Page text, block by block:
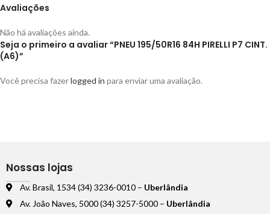
Avaliações
Não há avaliações ainda.
Seja o primeiro a avaliar “PNEU 195/50R16 84H PIRELLI P7 CINT.
(A6)”
Você precisa fazerlogged in para enviar uma avaliação.
Nossas lojas
Av. Brasil, 1534 (34) 3236-0010 – Uberlândia
Av. João Naves, 5000 (34) 3257-5000 – Uberlândia